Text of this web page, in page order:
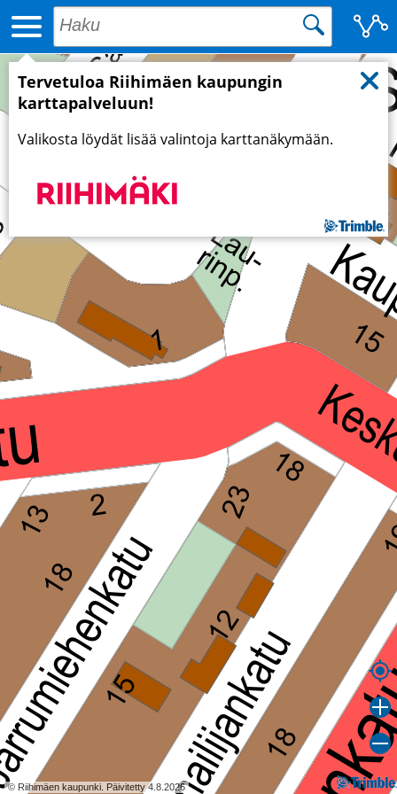
© Riihimäen kaupunki. Päivitetty 4.8.2026
Tervetuloa Riihimäen kaupungin
karttapalveluun!
Valikosta löydät lisää valintoja karttanäkymään.